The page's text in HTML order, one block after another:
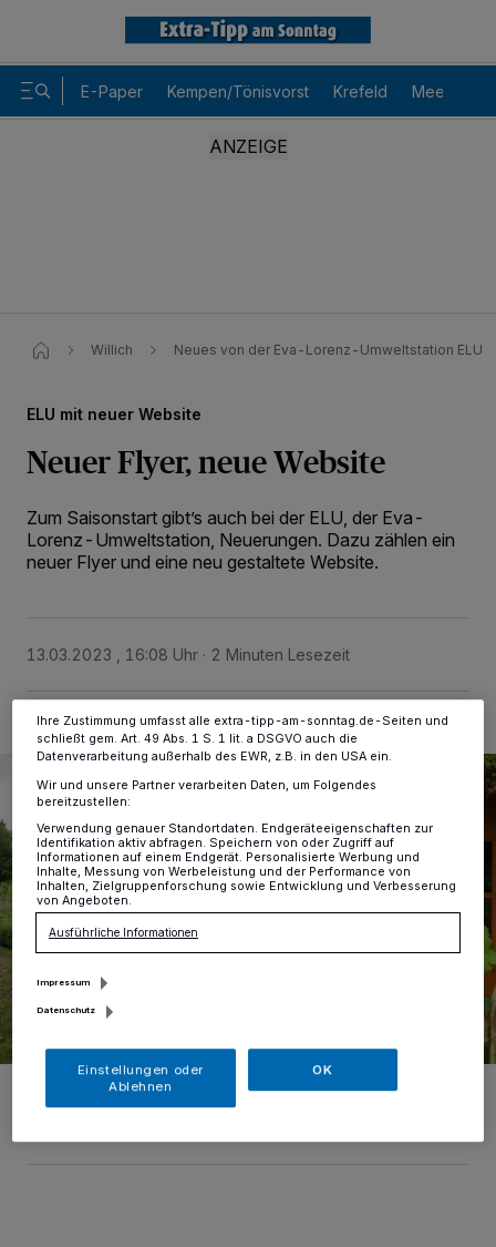
E-Paper Kempen/Tönisvorst Krefeld Meerbusch
Willich Neues von der Eva-Lorenz-Umweltstation ELU
ELU mit neuer Website
Neuer Flyer, neue Website
Zum Saisonstart gibt’s auch bei der ELU, der Eva-
Lorenz-Umweltstation, Neuerungen. Dazu zählen ein
neuer Flyer und eine neu gestaltete Website.
13.03.2023 , 16:08 Uhr 2 Minuten Lesezeit
Auch für dieses Jahr gibt es wieder ein tolles Programm rund um
Natur und Naturschutz an der Eva-Lorenz-Umweltstation.
personenbezogene Daten wie Browserdaten oder eindeutige
Kennungen auf Ihrem Gerät zu. Durch Auswahl von OK aktivieren Sie
Tracking-Technologien für die unter „Wir und unsere Partner
verarbeiten Daten, um Ihnen Dienste bereitzustellen“ aufgeführten
Einstellungen oder Ablehnen am unteren Rand der Webseite klicken.
Ihre Zustimmung umfasst alle extra-tipp-am-sonntag.de-Seiten und
schließt gem. Art. 49 Abs. 1 S. 1 lit. a DSGVO auch die
Datenverarbeitung außerhalb des EWR, z.B. in den USA ein.
Wir und unsere Partner verarbeiten Daten, um Folgendes
bereitzustellen:
Verwendung genauer Standortdaten. Endgeräteeigenschaften zur
Identifikation aktiv abfragen. Speichern von oder Zugriff auf
Informationen auf einem Endgerät. Personalisierte Werbung und
Inhalte, Messung von Werbeleistung und der Performance von
Inhalten, Zielgruppenforschung sowie Entwicklung und Verbesserung
von Angeboten.
Ausführliche Informationen
Impressum
Datenschutz
Einstellungen oder
Ablehnen
OK